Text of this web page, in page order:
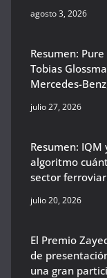
agosto 3, 2026
Resumen:
Tobias
Mercedes-
julio 27, 2026
Resumen:
algoritmo
sector
julio 20, 2026
El Premio
de
una gran